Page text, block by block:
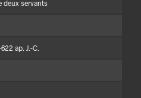
deux servants
ap. J.-C.